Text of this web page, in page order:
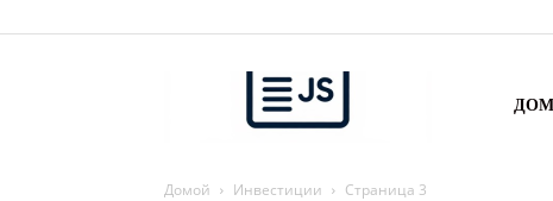
ДОМ
Домой Инвестиции Страница 3